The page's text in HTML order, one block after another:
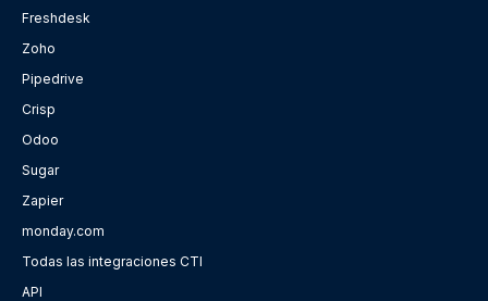
Freshdesk
Zoho
Pipedrive
Crisp
Odoo
Sugar
Zapier
monday.com
Todas las integraciones CTI
API